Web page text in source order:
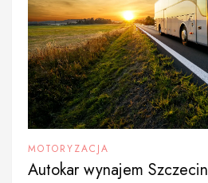
MOTORYZACJA
Autokar wynajem Szczecin